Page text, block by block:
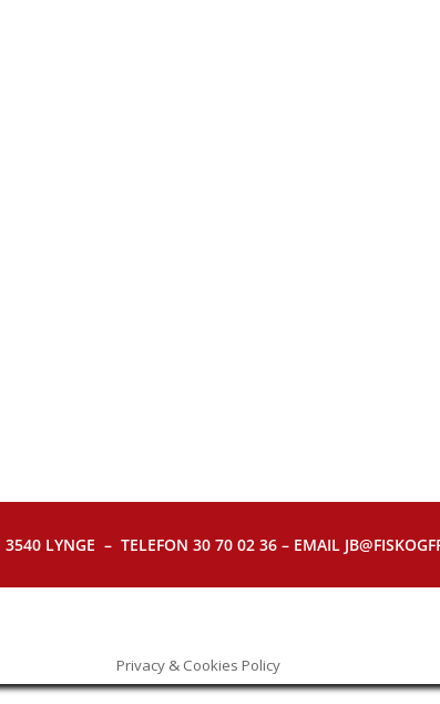
LYNGE – TELEFON 30 70 02 36 – EMAIL
Privacy & Cookies Policy